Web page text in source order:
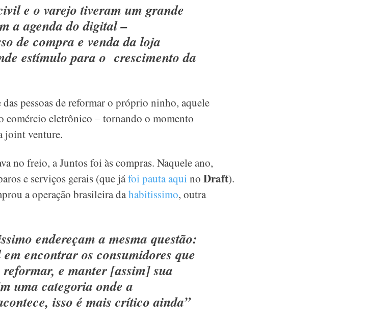
e o varejo tiveram um grande
a agenda do digital –
de compra e venda da loja
estímulo para o crescimento da
pessoas de reformar o próprio ninho, aquele
comércio eletrônico – tornando o momento
joint venture.
no freio, a Juntos foi às compras. Naquele ano,
e serviços gerais (que jáfoi pauta aqui no Draft).
a operação brasileira dahabitissimo, outra
endereçam a mesma questão:
encontrar os consumidores que
e manter [assim] sua
uma categoria onde a
isso é mais crítico ainda”